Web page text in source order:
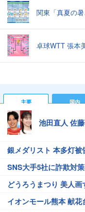
関東「真夏の
卓球WTT 張本
主要 国内
池田直人 佐
銀メダリスト 本多灯被
SNS大手5社に詐欺対
どうろうまつり 美人画
イオンモール熊本 献花